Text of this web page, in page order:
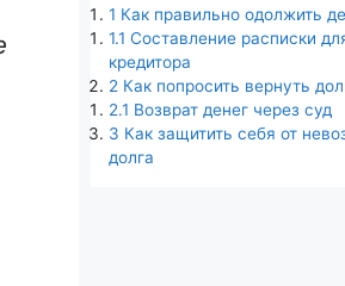
1 Как правильно одолжить
1.1 Составление расписки
кредитора
2 Как попросить вернуть
2.1 Возврат денег через суд
3 Как защитить себя от
долга